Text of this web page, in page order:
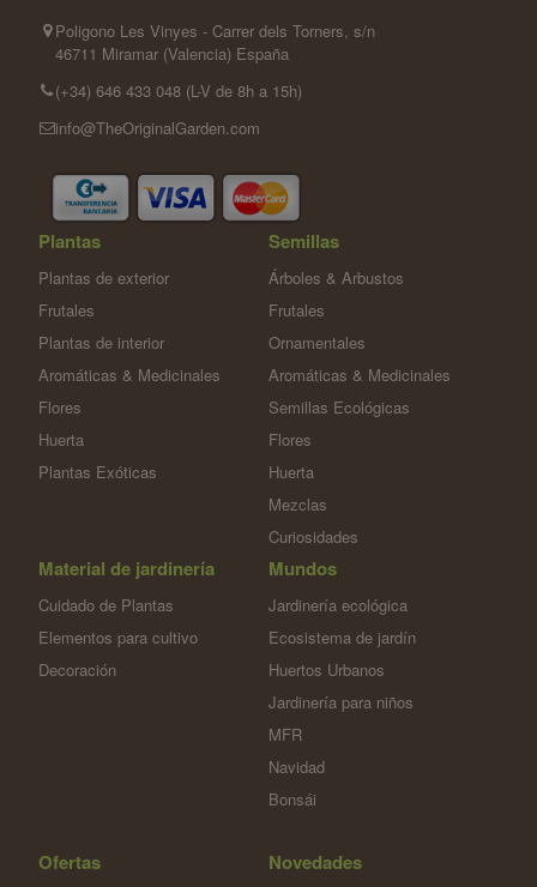
Poligono Les Vinyes - Carrer dels Torners, s/n
46711 Miramar (Valencia) España
(+34) 646 433 048 (L-V de 8h a 15h)
info@TheOriginalGarden.com
Plantas
Plantas de exterior
Frutales
Plantas de interior
Aromáticas & Medicinales
Flores
Huerta
Plantas Exóticas
Semillas
Árboles & Arbustos
Frutales
Ornamentales
Aromáticas & Medicinales
Semillas Ecológicas
Flores
Huerta
Mezclas
Curiosidades
Material de jardinería
Cuidado de Plantas
Elementos para cultivo
Decoración
Mundos
Jardinería ecológica
Ecosistema de jardín
Huertos Urbanos
Jardinería para niños
MFR
Navidad
Bonsái
Ofertas
Novedades